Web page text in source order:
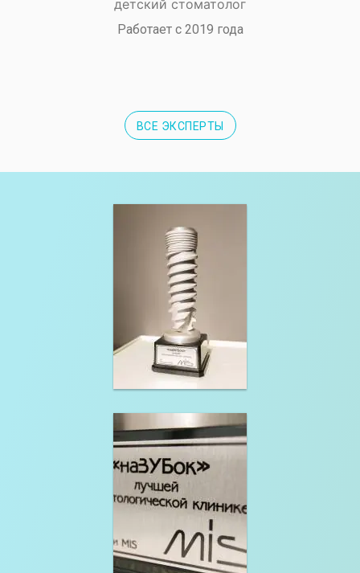
детский стоматолог
Работает с 2019 года
ВСЕ ЭКСПЕРТЫ